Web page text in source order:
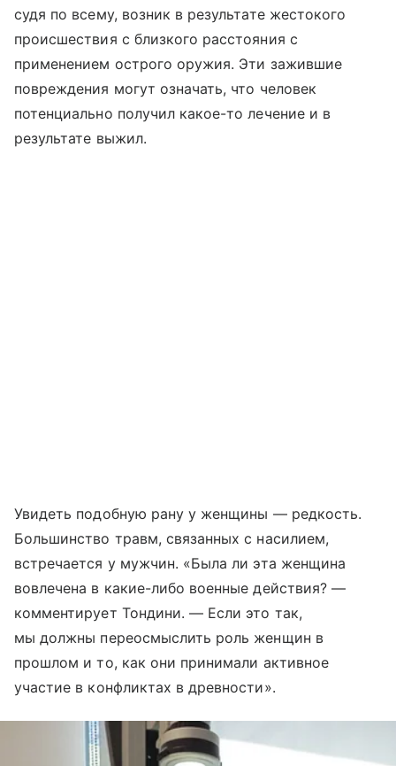
судя по всему, возник в результате жестокого
происшествия с близкого расстояния с
применением острого оружия. Эти зажившие
повреждения могут означать, что человек
потенциально получил какое-то лечение и в
результате выжил.
Увидеть подобную ​​рану у женщины — редкость.
Большинство травм, связанных с насилием,
встречается у мужчин. «Была ли эта женщина
вовлечена в какие-либо военные действия? —
комментирует Тондини. — Если это так,
мы должны переосмыслить роль женщин в
прошлом и то, как они принимали активное
участие в конфликтах в древности».